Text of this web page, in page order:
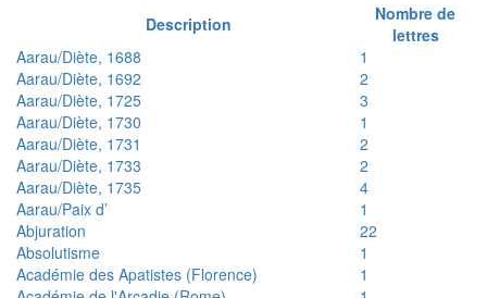
Description
Nombre de
lettres
Aarau/Diète, 1688
1
Aarau/Diète, 1692
2
Aarau/Diète, 1725
3
Aarau/Diète, 1730
1
Aarau/Diète, 1731
2
Aarau/Diète, 1733
2
Aarau/Diète, 1735
4
Aarau/Paix d’
1
Abjuration
22
Absolutisme
1
Académie des Apatistes (Florence)
1